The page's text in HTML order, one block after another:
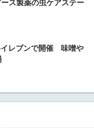
ス製薬の虫ケアステー
イレブンで開催 味噌や